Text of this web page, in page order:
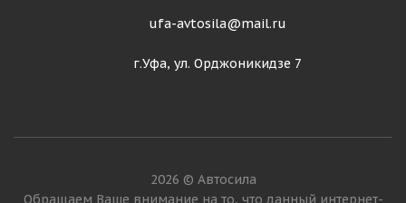
ufa-avtosila@mail.ru
г.Уфа, ул. Орджоникидзе 7
2026 © Автосила
Обращаем Ваше внимание на то, что данный интернет-